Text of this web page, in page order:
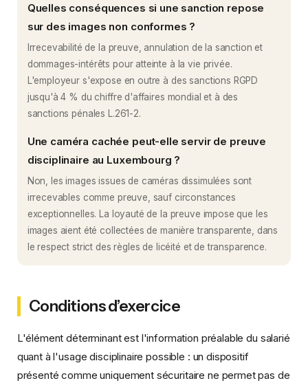
Quelles conséquences si une sanction repose
sur des images non conformes ?
Irrecevabilité de la preuve, annulation de la sanction et
dommages-intérêts pour atteinte à la vie privée.
L'employeur s'expose en outre à des sanctions RGPD
jusqu'à 4 % du chiffre d'affaires mondial et à des
sanctions pénales L.261-2.
Une caméra cachée peut-elle servir de preuve
disciplinaire au Luxembourg ?
Non, les images issues de caméras dissimulées sont
irrecevables comme preuve, sauf circonstances
exceptionnelles. La loyauté de la preuve impose que les
images aient été collectées de manière transparente, dans
le respect strict des règles de licéité et de transparence.
Conditions d’exercice
L'élément déterminant est l'information préalable du salarié
quant à l'usage disciplinaire possible : un dispositif
présenté comme uniquement sécuritaire ne permet pas de